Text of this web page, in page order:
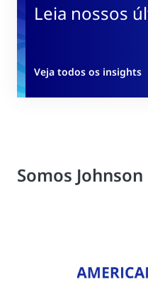
Leia nossos
Veja todos os insights
Somos